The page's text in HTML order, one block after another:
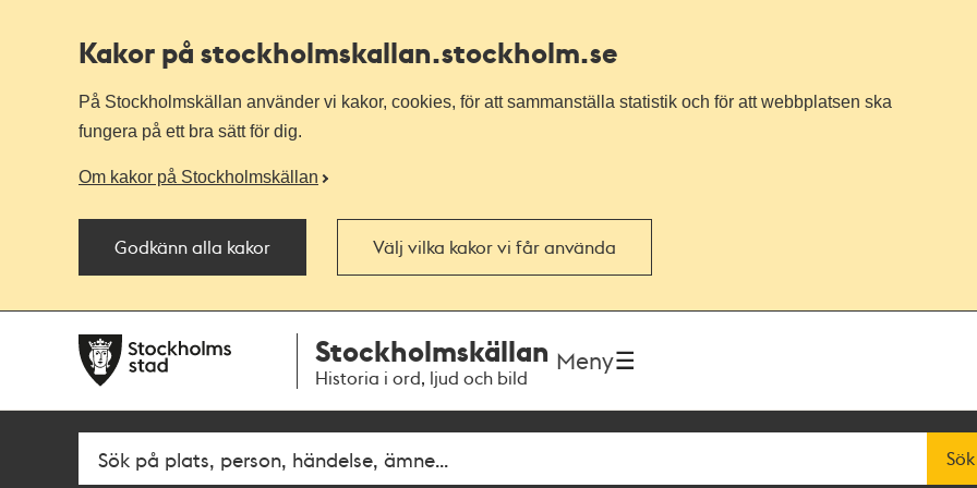
Kakor på stockholmskallan.stockholm.se
På Stockholmskällan använder vi kakor, cookies, för att sammanställa statistik och för att webbplatsen ska
fungera på ett bra sätt för dig.
Om kakor på Stockholmskällan
Godkänn alla kakor Välj vilka kakor vi får använda
navigationen
huvudinnehållet
Stockholmskällan
Historia i ord, ljud och bild
Meny
Fritextsök Sök